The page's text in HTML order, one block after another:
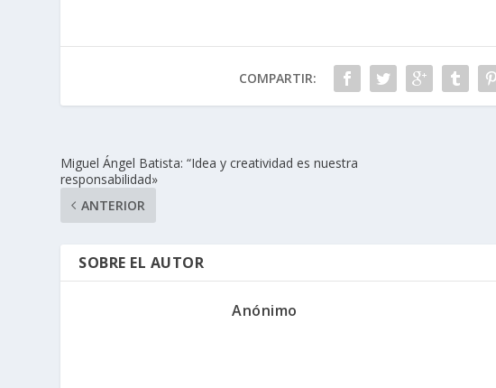
COMPARTIR:
Miguel Ángel Batista: “Idea y creatividad es nuestra
responsabilidad»
ANTERIOR
SOBRE EL AUTOR
Anónimo